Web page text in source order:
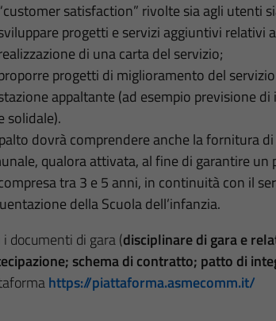
satisfaction” rivolte sia agli utenti
progetti e servizi aggiuntivi relativi
di una carta del servizio;
progetti di miglioramento del
appaltante (ad esempio previsione
solidale).
dovrà comprendere anche la fornitura
qualora attivata, al fine di garantire
tra 3 e 5 anni, in continuità con il
della Scuola dell’infanzia.
i documenti di gara (disciplinare di gara e
schema di contratto; patto di
https://piattaforma.asmecomm.it/